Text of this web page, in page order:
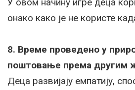
онако како је не користе
8. Време проведено у
поштовање према другим
Деца развијају емпатију,